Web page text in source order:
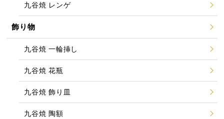
九谷焼 レンゲ
飾り物
九谷焼 一輪挿し
九谷焼 花瓶
九谷焼 飾り皿
九谷焼 陶額